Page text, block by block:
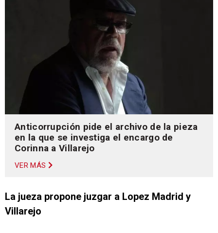
Anticorrupción pide el archivo de la pieza
en la que se investiga el encargo de
Corinna a Villarejo
VER MÁS
La jueza propone juzgar a Lopez Madrid y
Villarejo